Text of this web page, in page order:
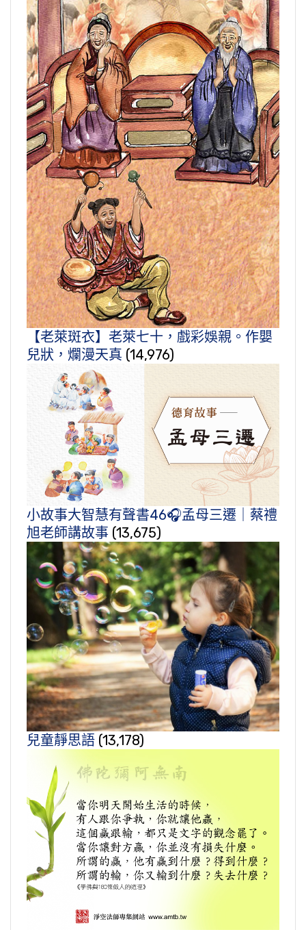
【老萊斑衣】老萊七十，戲彩娛親。作嬰
兒狀，爛漫天真 (14,976)
小故事大智慧有聲書46🎧孟母三遷｜蔡禮
旭老師講故事 (13,675)
兒童靜思語 (13,178)